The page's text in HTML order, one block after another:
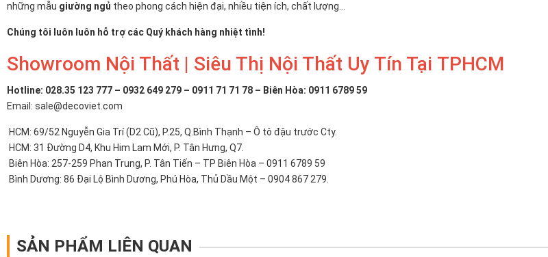
những mẫu giường ngủ theo phong cách hiện đại, nhiều tiện ích, chất lượng...
Chúng tôi luôn luôn hỗ trợ các Quý khách hàng nhiệt tình!
Showroom Nội Thất | Siêu Thị Nội Thất Uy Tín Tại TPHCM
Hotline: 028.35 123 777 – 0932 649 279 – 0911 71 71 78 – Biên Hòa: 0911 6789 59
Email: sale@decoviet.com
HCM: 69/52 Nguyễn Gia Trí (D2 Cũ), P.25, Q.Bình Thạnh – Ô tô đậu trước Cty.
HCM: 31 Đường D4, Khu Him Lam Mới, P. Tân Hưng, Q7.
Biên Hòa: 257-259 Phan Trung, P. Tân Tiến – TP Biên Hòa – 0911 6789 59
Bình Dương: 86 Đại Lộ Bình Dương, Phú Hòa, Thủ Dầu Một – 0904 867 279.
SẢN PHẨM LIÊN QUAN